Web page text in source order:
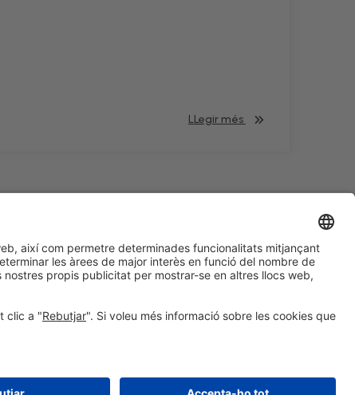
LLegir més
#HOSTELCO2028
a les xarxes socials
© 2026 Fira de Barcelona